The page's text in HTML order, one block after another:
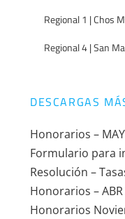
Regional 1 | Chos
Regional 4 | San
DESCARGAS
Honorarios –
Formulario para
Resolución –
Honorarios –
Honorarios